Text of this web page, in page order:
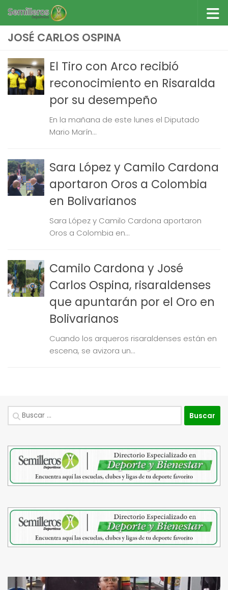
Saltar al contenido
JOSÉ CARLOS OSPINA
El Tiro con Arco recibió
reconocimiento en Risaralda
por su desempeño
En la mañana de este lunes el Diputado
Mario Marín...
Sara López y Camilo Cardona
aportaron Oros a Colombia
en Bolivarianos
Sara López y Camilo Cardona aportaron
Oros a Colombia en...
Camilo Cardona y José
Carlos Ospina, risaraldenses
que apuntarán por el Oro en
Bolivarianos
Cuando los arqueros risaraldenses están en
escena, se avizora un...
Buscar: